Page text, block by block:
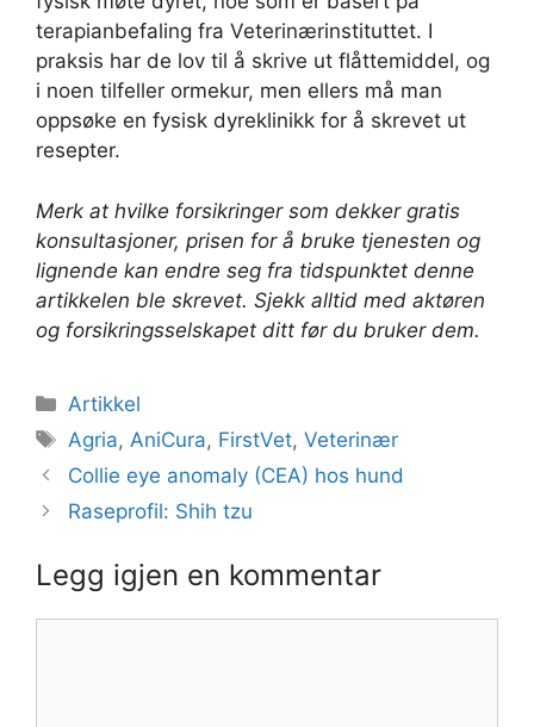
terapianbefaling fra Veterinærinstituttet. I
praksis har de lov til å skrive ut flåttemiddel, og
i noen tilfeller ormekur, men ellers må man
oppsøke en fysisk dyreklinikk for å skrevet ut
resepter.
Merk at hvilke forsikringer som dekker gratis
konsultasjoner, prisen for å bruke tjenesten og
lignende kan endre seg fra tidspunktet denne
artikkelen ble skrevet. Sjekk alltid med aktøren
og forsikringsselskapet ditt før du bruker dem.
Kategorier
Artikkel
Stikkord
Agria, AniCura, FirstVet,Veterinær
Collie eye anomaly (CEA) hos hund
Raseprofil: Shih tzu
Legg igjen en kommentar